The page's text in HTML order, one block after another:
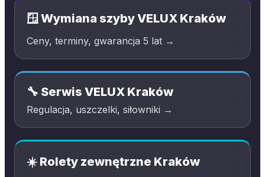
🪟 Wymiana szyby VELUX Kraków
Ceny, terminy, gwarancja 5 lat →
🔧 Serwis VELUX Kraków
Regulacja, uszczelki, siłowniki →
☀️ Rolety zewnętrzne Kraków